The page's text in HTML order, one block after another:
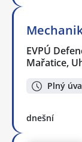
EVPÚ
Mařatice,
Plný
dnešní